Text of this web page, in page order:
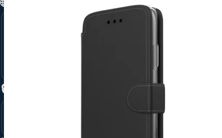
Glasvezel Internet
5G voor bedrijven
Unlimited 5G Back-UP
🔒 Beveiliging →
Ajax Alarmsysteem